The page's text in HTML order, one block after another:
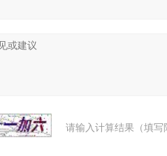
请输入计算结果（填